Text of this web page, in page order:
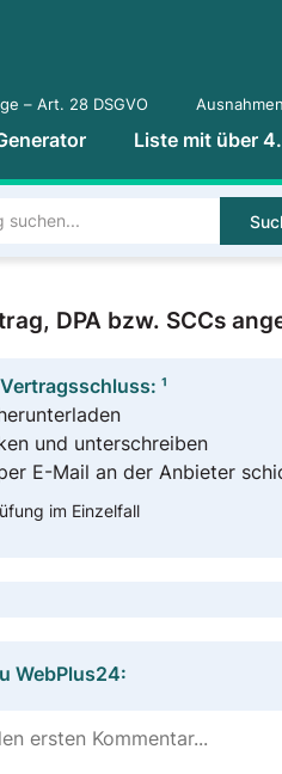
– Art. 28 DSGVO Ausnahmen
Liste mit über
DPA bzw. SCCs
¹
und unterschreiben
E-Mail an der Anbieter
im Einzelfall
WebPlus24: